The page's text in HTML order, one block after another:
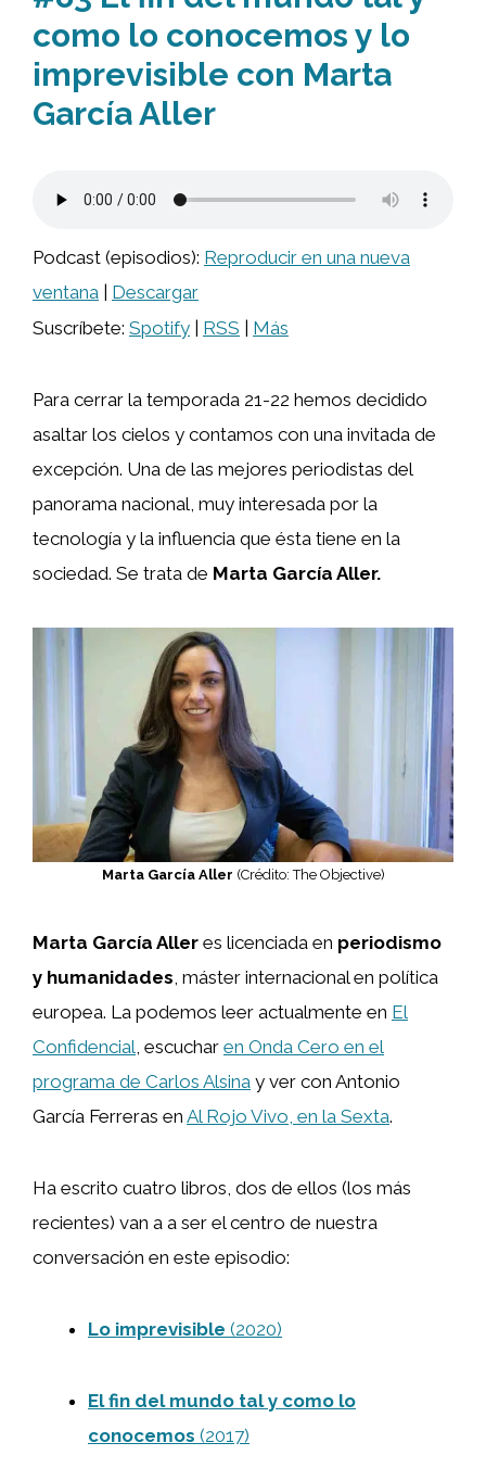
como lo conocemos y lo
imprevisible con Marta
García Aller
Podcast (episodios): Reproducir en una nueva
ventana
Descargar
Suscríbete: Spotify RSS Más
Para cerrar la temporada 21-22 hemos decidido
asaltar los cielos y contamos con una invitada de
excepción. Una de las mejores periodistas del
panorama nacional, muy interesada por la
tecnología y la influencia que ésta tiene en la
sociedad. Se trata de Marta García Aller.
Marta García Aller (Crédito: The Objective)
Marta García Aller es licenciada en periodismo
y humanidades, máster internacional en política
europea. La podemos leer actualmente en El
Confidencial, escuchar en Onda Cero en el
programa de Carlos Alsina y ver con Antonio
García Ferreras en Al Rojo Vivo, en la Sexta.
Ha escrito cuatro libros, dos de ellos (los más
recientes) van a a ser el centro de nuestra
conversación en este episodio:
Lo imprevisible (2020)
El fin del mundo tal y como lo
conocemos (2017)